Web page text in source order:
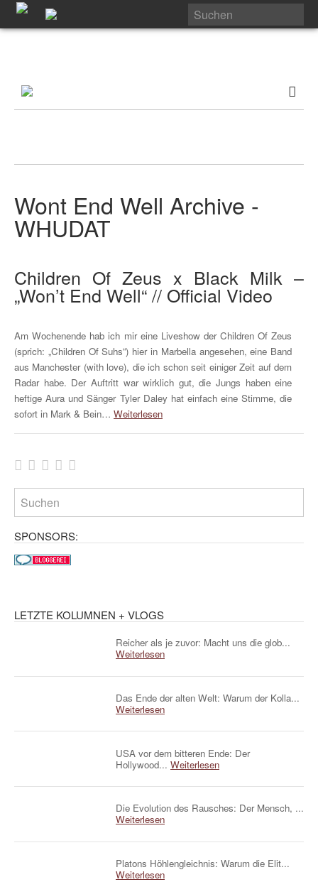
Wont End Well Archive -
WHUDAT
Children Of Zeus x Black Milk –
„Won’t End Well“ // Official Video
Am Wochenende hab ich mir eine Liveshow der Children Of Zeus
(sprich: „Children Of Suhs“) hier in Marbella angesehen, eine Band
aus Manchester (with love), die ich schon seit einiger Zeit auf dem
Radar habe. Der Auftritt war wirklich gut, die Jungs haben eine
heftige Aura und Sänger Tyler Daley hat einfach eine Stimme, die
sofort in Mark & Bein… Weiterlesen
SPONSORS:
LETZTE KOLUMNEN + VLOGS
Reicher als je zuvor: Macht uns die glob...
Weiterlesen
Das Ende der alten Welt: Warum der Kolla...
Weiterlesen
USA vor dem bitteren Ende: Der
Hollywood... Weiterlesen
Die Evolution des Rausches: Der Mensch, ...
Weiterlesen
Platons Höhlengleichnis: Warum die Elit...
Weiterlesen